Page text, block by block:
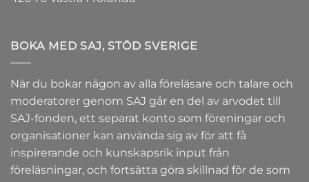
BOKA MED SAJ, STÖD SVERIGE
När du bokar någon av alla föreläsare och talare och
moderatorer genom SAJ går en del av arvodet till
SAJ-fonden, ett separat konto som föreningar och
organisationer kan använda sig av för att få
inspirerande och kunskapsrik input från
föreläsningar, och fortsätta göra skillnad för de som